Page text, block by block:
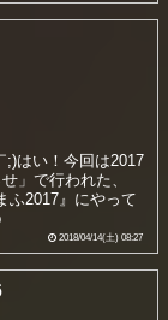
はい！今回は2017
」で行われた、
ふ2017』にやって
2018/04/14(土) 08:27